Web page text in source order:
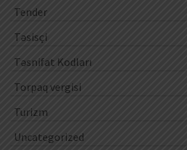
Tender
Təsisçi
Təsnifat Kodları
Torpaq vergisi
Turizm
Uncategorized